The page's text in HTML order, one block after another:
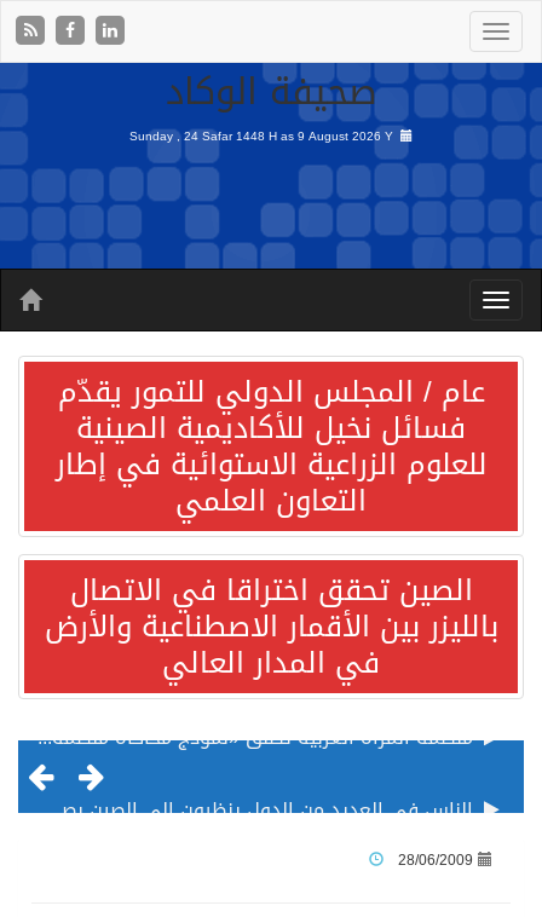
صحيفة الوكاد
Sunday , 24 Safar 1448 H as9 August 2026 Y
عام / المجلس الدولي للتمور يقدّم
فسائل نخيل للأكاديمية الصينية
للعلوم الزراعية الاستوائية في إطار
التعاون العلمي
الصين تحقق اختراقا في الاتصال
بالليزر بين الأقمار الاصطناعية والأرض
في المدار العالي
الناس في العديد من الدول ينظرون إلى الصين بصورة أكثر إيجابية من الولايات المتحدة
28/06/2009